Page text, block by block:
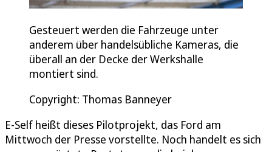
Gesteuert werden die Fahrzeuge unter
anderem über handelsübliche Kameras, die
überall an der Decke der Werkshalle
montiert sind.
Copyright: Thomas Banneyer
E-Self heißt dieses Pilotprojekt, das Ford am
Mittwoch der Presse vorstellte. Noch handelt es sich